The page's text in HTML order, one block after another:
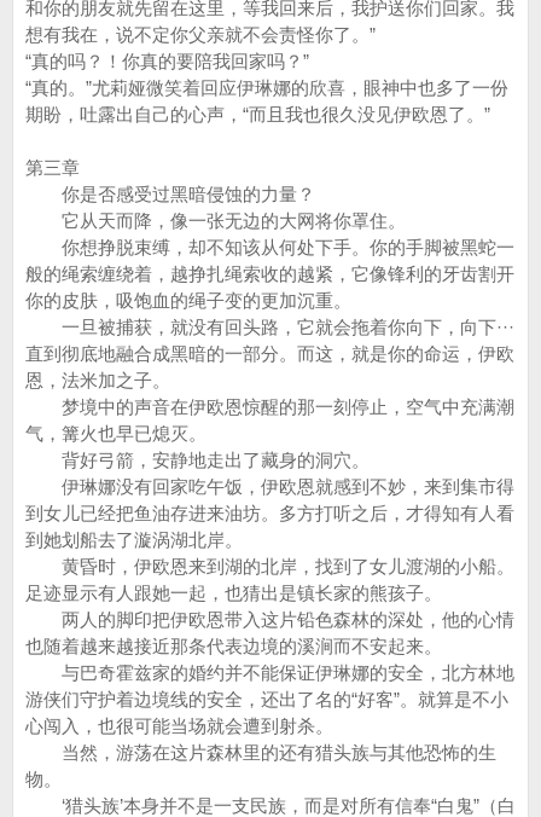
和你的朋友就先留在这里，等我回来后，我护送你们回家。我
想有我在，说不定你父亲就不会责怪你了。”
“真的吗？！你真的要陪我回家吗？”
“真的。”尤莉娅微笑着回应伊琳娜的欣喜，眼神中也多了一份
期盼，吐露出自己的心声，“而且我也很久没见伊欧恩了。”
第三章
你是否感受过黑暗侵蚀的力量？
它从天而降，像一张无边的大网将你罩住。
你想挣脱束缚，却不知该从何处下手。你的手脚被黑蛇一
般的绳索缠绕着，越挣扎绳索收的越紧，它像锋利的牙齿割开
你的皮肤，吸饱血的绳子变的更加沉重。
一旦被捕获，就没有回头路，它就会拖着你向下，向下···
直到彻底地融合成黑暗的一部分。而这，就是你的命运，伊欧
恩，法米加之子。
梦境中的声音在伊欧恩惊醒的那一刻停止，空气中充满潮
气，篝火也早已熄灭。
背好弓箭，安静地走出了藏身的洞穴。
伊琳娜没有回家吃午饭，伊欧恩就感到不妙，来到集市得
到女儿已经把鱼油存进来油坊。多方打听之后，才得知有人看
到她划船去了漩涡湖北岸。
黄昏时，伊欧恩来到湖的北岸，找到了女儿渡湖的小船。
足迹显示有人跟她一起，也猜出是镇长家的熊孩子。
两人的脚印把伊欧恩带入这片铅色森林的深处，他的心情
也随着越来越接近那条代表边境的溪涧而不安起来。
与巴奇霍兹家的婚约并不能保证伊琳娜的安全，北方林地
游侠们守护着边境线的安全，还出了名的“好客”。就算是不小
心闯入，也很可能当场就会遭到射杀。
当然，游荡在这片森林里的还有猎头族与其他恐怖的生
物。
‘猎头族’本身并不是一支民族，而是对所有信奉“白鬼”（白